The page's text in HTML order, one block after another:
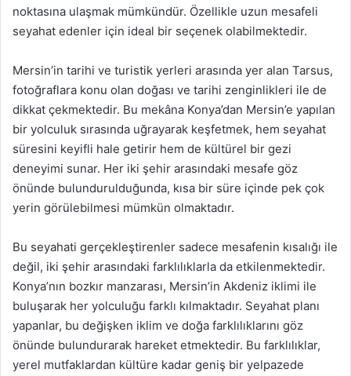
noktasına ulaşmak mümkündür. Özellikle uzun mesafeli
seyahat edenler için ideal bir seçenek olabilmektedir.
Mersin’in tarihi ve turistik yerleri arasında yer alan Tarsus,
fotoğraflara konu olan doğası ve tarihi zenginlikleri ile de
dikkat çekmektedir. Bu mekâna Konya’dan Mersin’e yapılan
bir yolculuk sırasında uğrayarak keşfetmek, hem seyahat
süresini keyifli hale getirir hem de kültürel bir gezi
deneyimi sunar. Her iki şehir arasındaki mesafe göz
önünde bulundurulduğunda, kısa bir süre içinde pek çok
yerin görülebilmesi mümkün olmaktadır.
Bu seyahati gerçekleştirenler sadece mesafenin kısalığı ile
değil, iki şehir arasındaki farklılıklarla da etkilenmektedir.
Konya’nın bozkır manzarası, Mersin’in Akdeniz iklimi ile
buluşarak her yolculuğu farklı kılmaktadır. Seyahat planı
yapanlar, bu değişken iklim ve doğa farklılıklarını göz
önünde bulundurarak hareket etmektedir. Bu farklılıklar,
yerel mutfaklardan kültüre kadar geniş bir yelpazede